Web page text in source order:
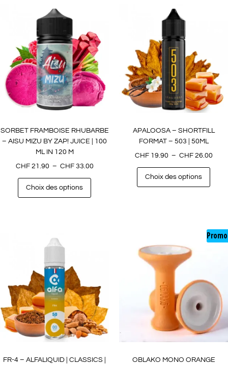
SORBET FRAMBOISE RHUBARBE
– AISU MIZU BY ZAP! JUICE | 100
ML IN 120 M
CHF21.90 – CHF33.00
Choix des options
APALOOSA – SHORTFILL
FORMAT – 503 | 50ML
CHF19.90 – CHF26.00
Choix des options
FR-4 – ALFALIQUID | CLASSICS |
OBLAKO MONO ORANGE